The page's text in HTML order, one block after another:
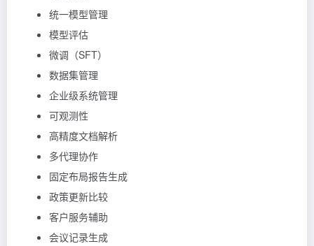
统一模型管理
模型评估
微调（SFT）
数据集管理
企业级系统管理
可观测性
高精度文档解析
多代理协作
固定布局报告生成
政策更新比较
客户服务辅助
会议记录生成